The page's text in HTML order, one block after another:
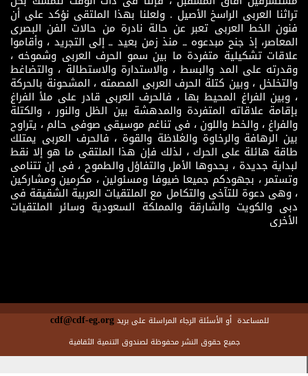
تراثنا العربى الراسخ الأصيل . ولعلنا بهذا الملتقى نؤكد على أن
فنون الخط العربى تعبر عن حالة نادرة من حالات الفن البصرى
المعاصر، إذ جنح مبدعوه ــ منذ زمن بعيد ــ إلى التجريد ، وأقاموا
علاقات تشكيلية متفردة ما بين سمو الحرف العربى وشموخه ،
وقدرته على المد والبسط ، والاستدارة والاستطالة ، والتضاغط
والتخلخل ، وبين كتلة الحرف العربى المصمته ، المشحونة بالحركة
، وبين الفراغ المحيط بها ، فالحرف العربى قادر على ملأ الفراغ
بإقامة علاقاته المتفردة والمدهشة بين الظل والنور ، والكتلة
والفراغ ، والخط واللون ، فى تناغم موسيقى صوفى حالم ، يتراوح
بين الرهافة والرخاوة والغلاظة والقوة ، فالحرف العربى يمتلك
طاقة هائلة على الحرك ، لذلك فإن هذا الملتقى ما هو إلا نقط
لبداية جديدة ، يحدوها الأمل والتفاؤل والطموح ، فى إن تتنامى
وتستمر ، بجهودكم جميعا ضيوفا ومسئولين ، مكرمين ومشاركين
، وهى دعوة للتآخى والتكامل مع الملتقيات العربية الشقيقة فى
دبى والكويت والشارقة والمملكة السعودية وسائر الملتقيات
الأخرى
للمساعدة أو الأسئلة الرجاء المراسلة على بريدcdf@cdf-eg.org
جميع حقوق النشر محفوظة لصندوق التنمية الثقافية